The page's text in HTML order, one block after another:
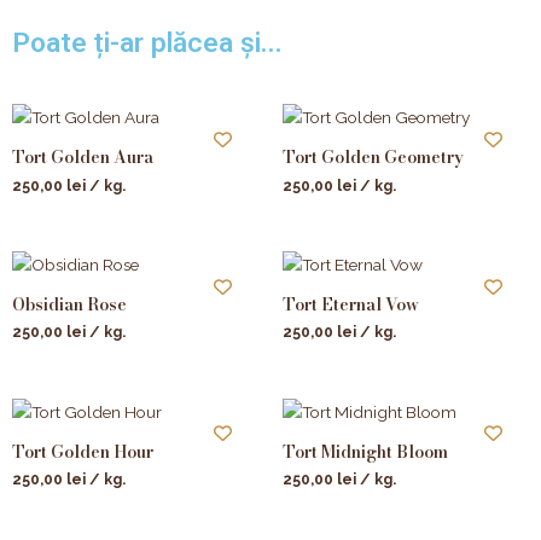
Poate ți-ar plăcea și...
Tort Golden Aura
250,00 lei / kg.
Tort Golden Geometry
250,00 lei / kg.
Obsidian Rose
250,00 lei / kg.
Tort Eternal Vow
250,00 lei / kg.
Tort Golden Hour
250,00 lei / kg.
Tort Midnight Bloom
250,00 lei / kg.